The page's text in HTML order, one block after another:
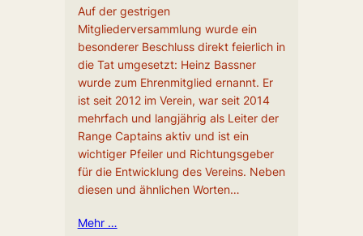
Auf der gestrigen
Mitgliederversammlung wurde ein
besonderer Beschluss direkt feierlich in
die Tat umgesetzt: Heinz Bassner
wurde zum Ehrenmitglied ernannt. Er
ist seit 2012 im Verein, war seit 2014
mehrfach und langjährig als Leiter der
Range Captains aktiv und ist ein
wichtiger Pfeiler und Richtungsgeber
für die Entwicklung des Vereins. Neben
diesen und ähnlichen Worten…
Mehr …